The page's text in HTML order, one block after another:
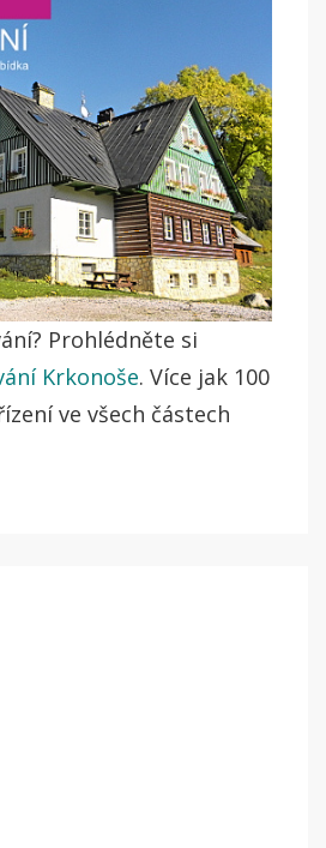
Prohlédněte si
Krkonoše. Více jak 100
ve všech částech